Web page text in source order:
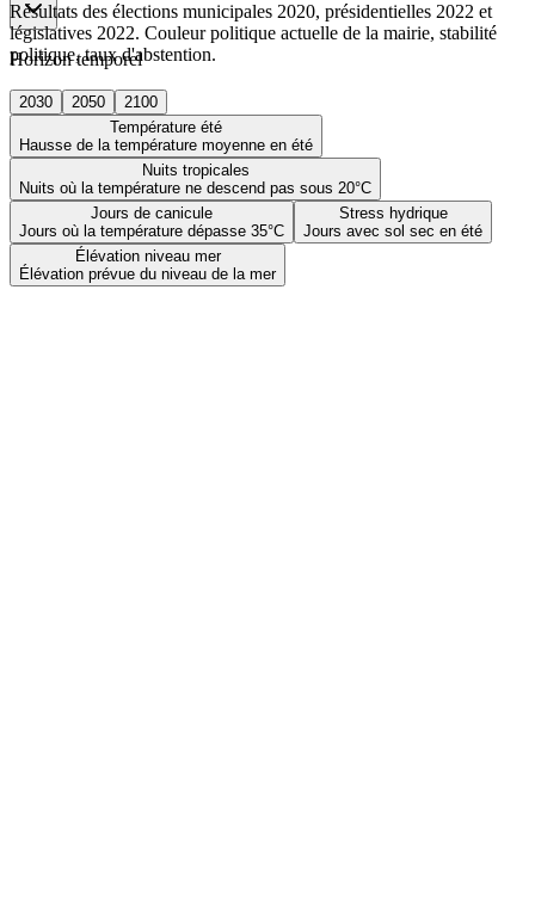
Horizon temporel
2030 2050
2100
Température été
Hausse de la température moyenne en été
Nuits tropicales
Nuits où la température ne descend pas sous 20°C
Jours de canicule
Jours où la température dépasse 35°C
Stress hydrique
Jours avec sol sec en été
Élévation niveau mer
Élévation prévue du niveau de la mer
Résultats des élections municipales 2020, présidentielles 2022 et
législatives 2022. Couleur politique actuelle de la mairie, stabilité
politique, taux d'abstention.